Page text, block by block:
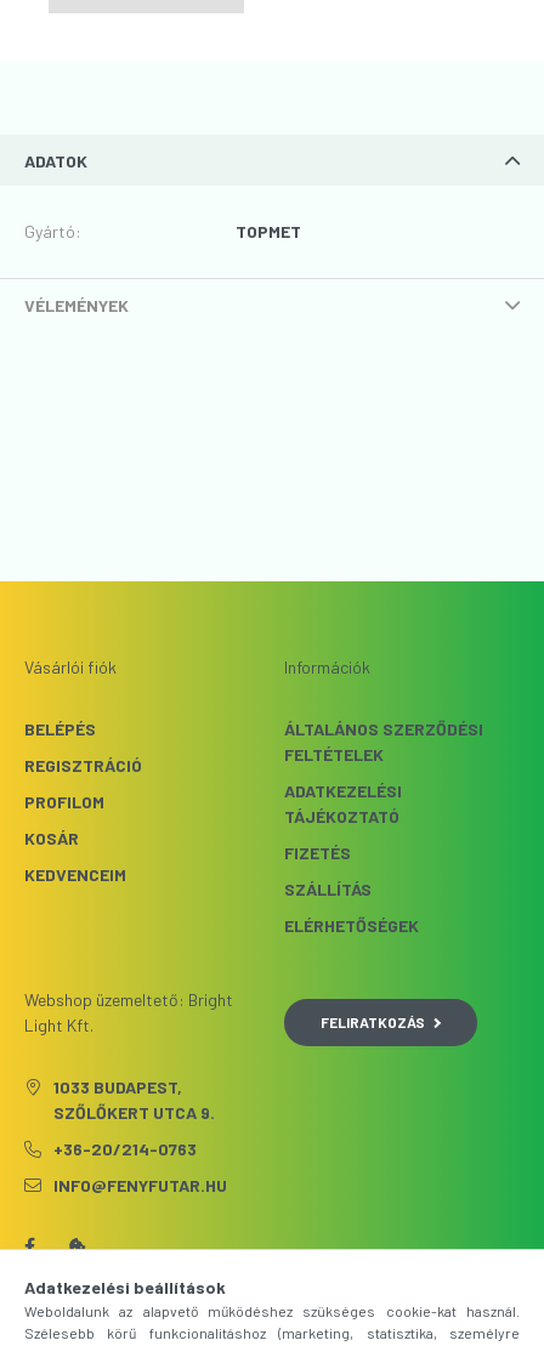
ADATOK
Gyártó: TOPMET
VÉLEMÉNYEK
Vásárlói fiók
BELÉPÉS
REGISZTRÁCIÓ
PROFILOM
KOSÁR
KEDVENCEIM
Információk
ÁLTALÁNOS SZERZŐDÉSI
FELTÉTELEK
ADATKEZELÉSI
TÁJÉKOZTATÓ
FIZETÉS
SZÁLLÍTÁS
ELÉRHETŐSÉGEK
Webshop üzemeltető: Bright
Light Kft.
1033 BUDAPEST,
SZŐLŐKERT UTCA 9.
+36-20/214-0763
INFO@FENYFUTAR.HU
FELIRATKOZÁS
Adatkezelési beállítások
Weboldalunk az alapvető működéshez szükséges cookie-kat használ.
Szélesebb körű funkcionalitáshoz (marketing, statisztika, személyre